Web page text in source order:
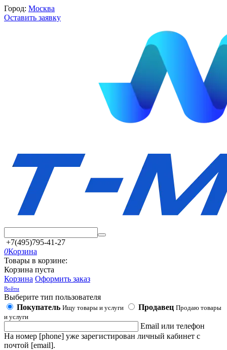
Город: Москва
Оставить заявку
+7(495)795-41-27
0Корзина
Товары в корзине:
Корзина пуста
Корзина Оформить заказ
Войти
Выберите тип пользователя
Покупатель Ищу товары и услуги Продавец Продаю товары
и услуги
Email или телефон
На номер [phone] уже зарегистирован личный кабинет с
почтой [email].